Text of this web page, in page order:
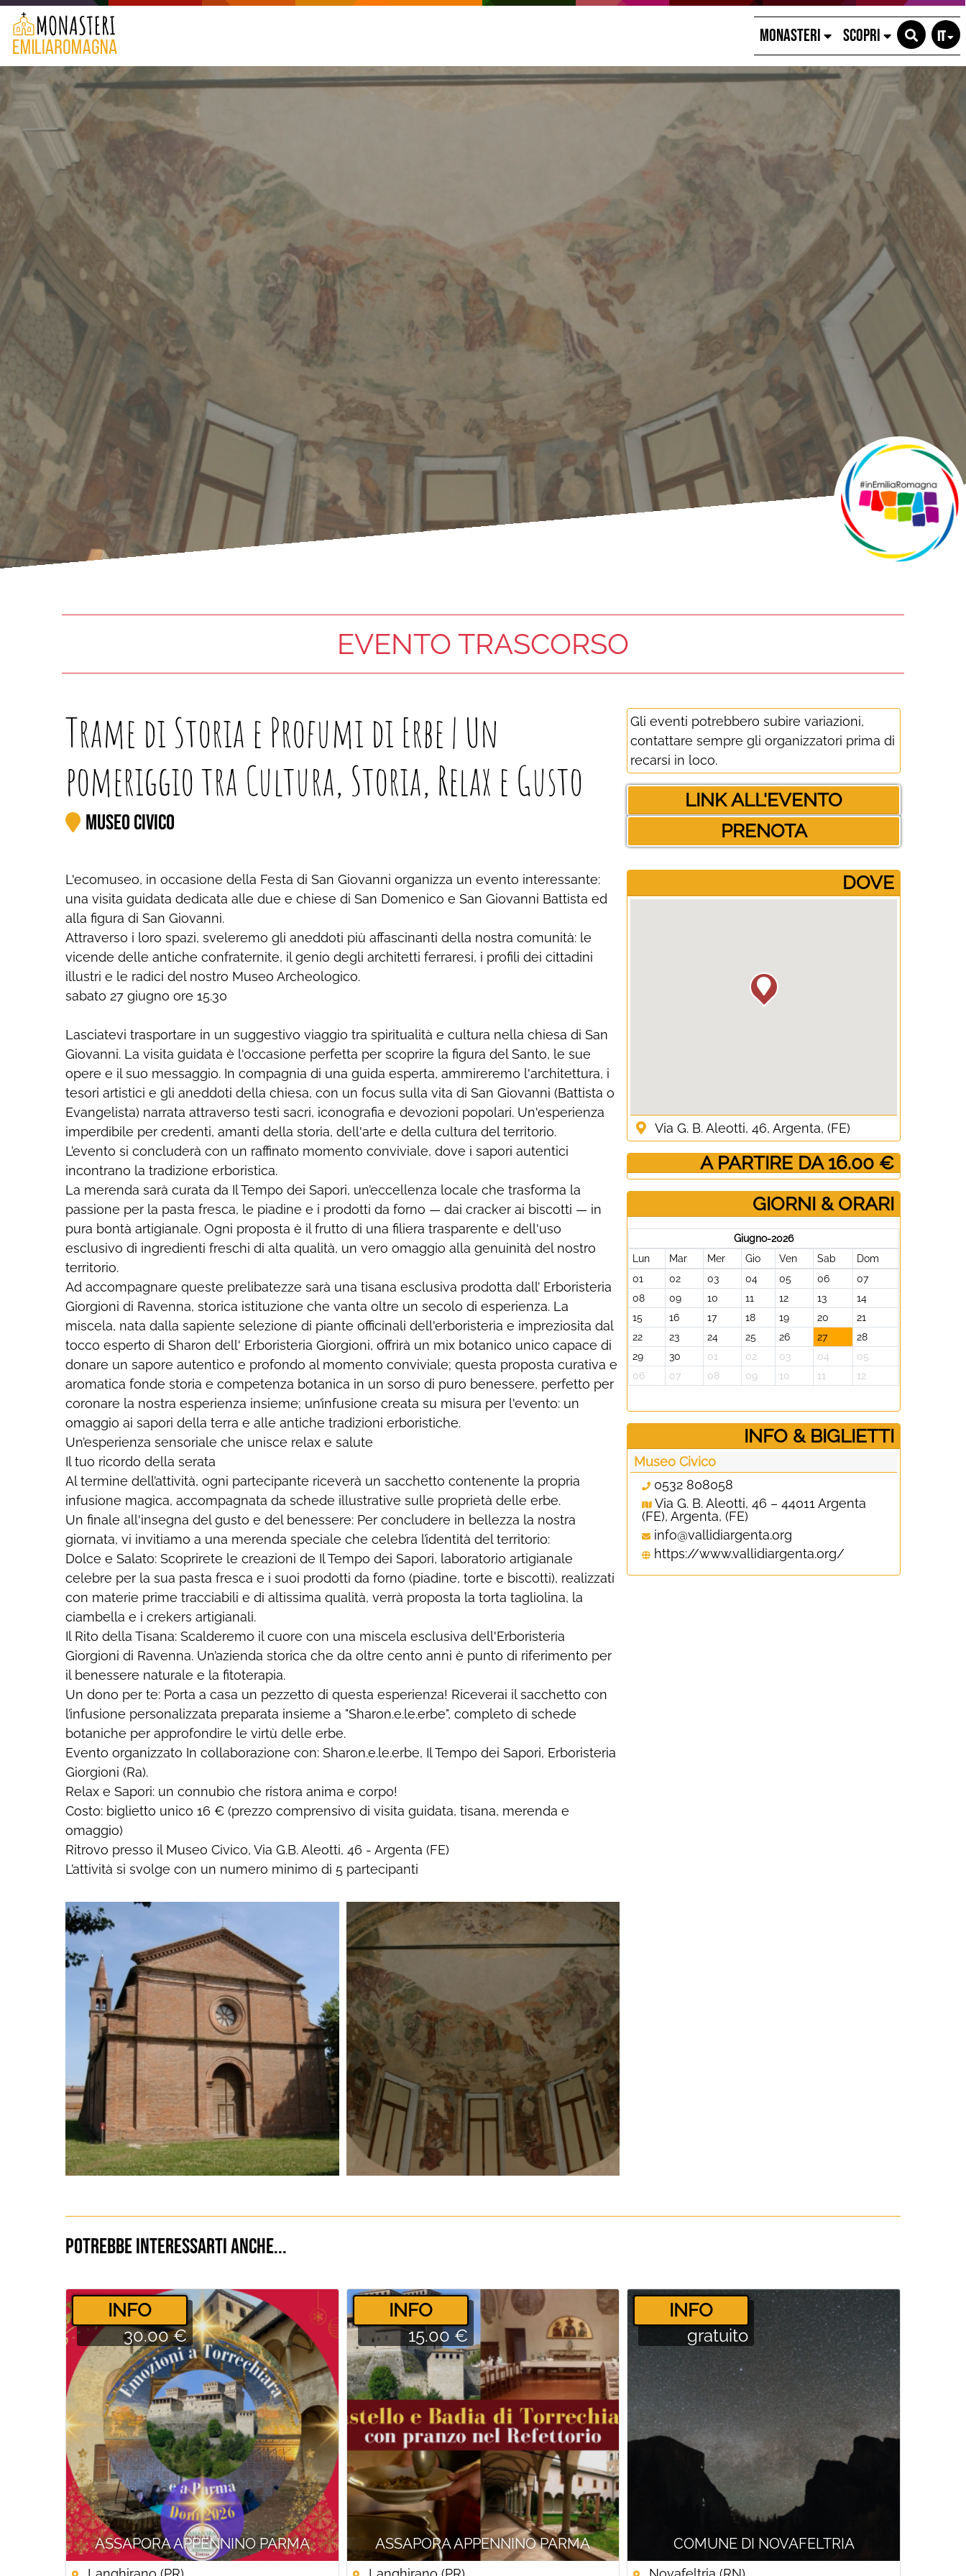
MONASTERI SCOPRI IT
EVENTO TRASCORSO
Trame di Storia e Profumi di Erbe | Un
pomeriggio tra Cultura, Storia, Relax e Gusto
Museo Civico
Gli eventi potrebbero subire variazioni,
contattare sempre gli organizzatori prima di
recarsi in loco.
LINK ALL'EVENTO
PRENOTA
L'ecomuseo, in occasione della Festa di San Giovanni organizza un evento interessante:
una visita guidata dedicata alle due e chiese di San Domenico e San Giovanni Battista ed
alla figura di San Giovanni.
Attraverso i loro spazi, sveleremo gli aneddoti più affascinanti della nostra comunità: le
vicende delle antiche confraternite, il genio degli architetti ferraresi, i profili dei cittadini
illustri e le radici del nostro Museo Archeologico.
sabato 27 giugno ore 15.30
Lasciatevi trasportare in un suggestivo viaggio tra spiritualità e cultura nella chiesa di San
Giovanni. La visita guidata è l'occasione perfetta per scoprire la figura del Santo, le sue
opere e il suo messaggio. In compagnia di una guida esperta, ammireremo l'architettura, i
tesori artistici e gli aneddoti della chiesa, con un focus sulla vita di San Giovanni (Battista o
Evangelista) narrata attraverso testi sacri, iconografia e devozioni popolari. Un'esperienza
imperdibile per credenti, amanti della storia, dell'arte e della cultura del territorio.
L’evento si concluderà con un raffinato momento conviviale, dove i sapori autentici
incontrano la tradizione erboristica.
La merenda sarà curata da Il Tempo dei Sapori, un’eccellenza locale che trasforma la
passione per la pasta fresca, le piadine e i prodotti da forno — dai cracker ai biscotti — in
pura bontà artigianale. Ogni proposta è il frutto di una filiera trasparente e dell'uso
esclusivo di ingredienti freschi di alta qualità, un vero omaggio alla genuinità del nostro
territorio.
Ad accompagnare queste prelibatezze sarà una tisana esclusiva prodotta dall’ Erboristeria
Giorgioni di Ravenna, storica istituzione che vanta oltre un secolo di esperienza. La
miscela, nata dalla sapiente selezione di piante officinali dell'erboristeria e impreziosita dal
tocco esperto di Sharon dell' Erboristeria Giorgioni, offrirà un mix botanico unico capace di
donare un sapore autentico e profondo al momento conviviale; questa proposta curativa e
aromatica fonde storia e competenza botanica in un sorso di puro benessere, perfetto per
coronare la nostra esperienza insieme; un’infusione creata su misura per l'evento: un
omaggio ai sapori della terra e alle antiche tradizioni erboristiche.
Un’esperienza sensoriale che unisce relax e salute
Il tuo ricordo della serata
Al termine dell’attività, ogni partecipante riceverà un sacchetto contenente la propria
infusione magica, accompagnata da schede illustrative sulle proprietà delle erbe.
Un finale all'insegna del gusto e del benessere: Per concludere in bellezza la nostra
giornata, vi invitiamo a una merenda speciale che celebra l’identità del territorio:
Dolce e Salato: Scoprirete le creazioni de Il Tempo dei Sapori, laboratorio artigianale
celebre per la sua pasta fresca e i suoi prodotti da forno (piadine, torte e biscotti), realizzati
con materie prime tracciabili e di altissima qualità, verrà proposta la torta tagliolina, la
ciambella e i crekers artigianali.
Il Rito della Tisana: Scalderemo il cuore con una miscela esclusiva dell'Erboristeria
Giorgioni di Ravenna. Un’azienda storica che da oltre cento anni è punto di riferimento per
il benessere naturale e la fitoterapia.
Un dono per te: Porta a casa un pezzetto di questa esperienza! Riceverai il sacchetto con
l’infusione personalizzata preparata insieme a "Sharon.e.le.erbe", completo di schede
botaniche per approfondire le virtù delle erbe.
Evento organizzato In collaborazione con: Sharon.e.le.erbe, Il Tempo dei Sapori, Erboristeria
Giorgioni (Ra).
Relax e Sapori: un connubio che ristora anima e corpo!
Costo: biglietto unico 16 € (prezzo comprensivo di visita guidata, tisana, merenda e
omaggio)
Ritrovo presso il Museo Civico, Via G.B. Aleotti, 46 - Argenta (FE)
L’attività si svolge con un numero minimo di 5 partecipanti
­DOVE
Via G. B. Aleotti, 46, Argenta, (FE)
­ A PARTIRE DA 16.00 €
GIORNI & ORARI
Giugno-2026
Lun
Mar Mer Gio Ven Sab
Dom
01
02 03 04 05 06
07
08
09 10 11 12 13
14
15
16 17 18 19 20
21
22
23 24 25 26 27
28
29
30 01 02 03 04
05
06
07 08 09 10 11 12
­INFO & BIGLIETTI
Museo Civico
0532 808058
Via G. B. Aleotti, 46 – 44011 Argenta
(FE), Argenta, (FE)
info@vallidiargenta.org
https://www.vallidiargenta.org/
Potrebbe interessarti anche...
ASSAPORA APPENNINO PARMA
­INFO
30.00 €
ASSAPORA APPENNINO PARMA
­INFO
15.00 €
COMUNE DI NOVAFELTRIA
­INFO
gratuito